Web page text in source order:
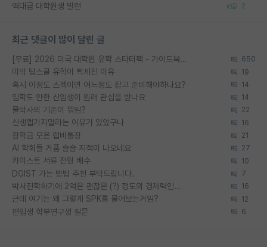
역대급 대학원생 빌런 2
최근 댓글이 많이 달린 글
[무료] 2026 미국 대학원 유학 스타터팩 - 가이드북 & 합격자 컨택메일 템플릿 650
미박 탑스쿨 유학이 빡세진 이유 19
혹시 이정도 스펙이면 어느정도 잡고 준비해야하나요? 14
입학도 안한 신입생이 원래 관심을 받나요 14
물박사의 기준이 뭐임? 22
신생랩가지말라는 이유가 있었구나 16
장학금 모은 랩비통장 21
AI 학회들 거품 슬슬 지적이 나오네요 27
카이스트 서류 전형 배수 10
DGIST 가는 방법 추천 부탁드립니다. 7
박사진학하기에 2억은 괜찮은 (?) 정도의 경제력인가요 16
근데 여기는 왜 그렇게 SPK를 물어보는거임? 12
편입생 학부연구생 질문 6